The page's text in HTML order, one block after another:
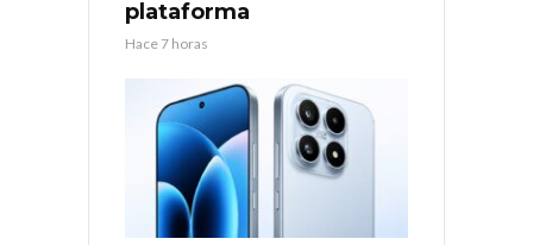
plataforma
Hace 7 horas